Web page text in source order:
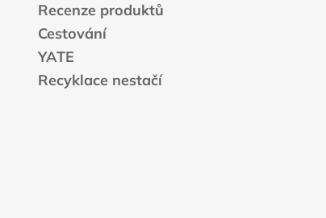
Recenze produktů
Cestování
YATE
Recyklace nestačí